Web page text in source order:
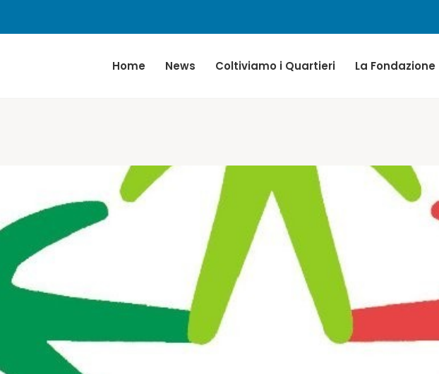
Home News Coltiviamo i Quartieri La Fondazione